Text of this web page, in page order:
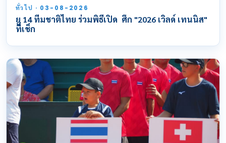
ทั่วไป · 03-08-2026
ยู 14 ทีมชาติไทย ร่วมพิธีเปิด ศึก "2026 เวิลด์ เทนนิส"
ที่เช็ก